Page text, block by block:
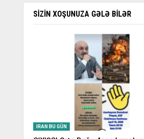
SIZIN XOŞUNUZA GƏLƏ BILƏR
İRAN BU GÜN